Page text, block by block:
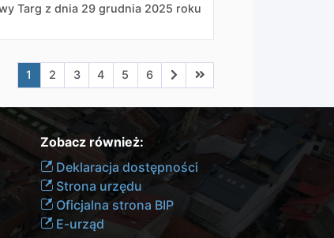
Targ z dnia 29 grudnia 2025 roku
Aktualna strona nr 1
1 Przejdź do strony nr 2
2 Przejdź do strony nr 3
3 Przejdź do strony nr 4
4 Przejdź do strony nr 5
5 Przejdź do strony nr 6
6 Przejdź do strony nr 7
Przejdź do ostatniej
Zobacz również:
Deklaracja dostępności
Strona urzędu
Oficjalna strona BIP
E-urząd